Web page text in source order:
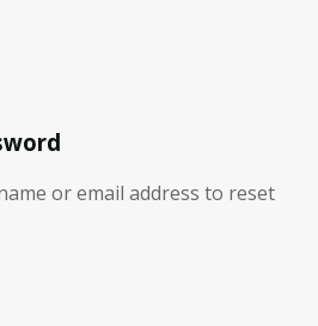
or email address to reset